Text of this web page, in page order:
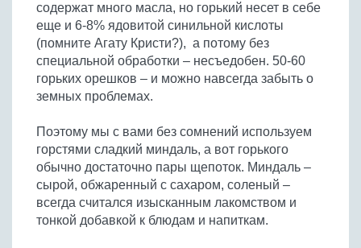
Бобовые
Яйца
Крупы
содержат много масла, но горький несет в себе
еще и 6-8% ядовитой синильной кислоты
(помните Агату Кристи?), а потому без
специальной обработки – несъедобен. 50-60
горьких орешков – и можно навсегда забыть о
земных проблемах.
Поэтому мы с вами без сомнений используем
горстями сладкий миндаль, а вот горького
обычно достаточно пары щепоток. Миндаль –
сырой, обжаренный с сахаром, соленый –
всегда считался изысканным лакомством и
тонкой добавкой к блюдам и напиткам.